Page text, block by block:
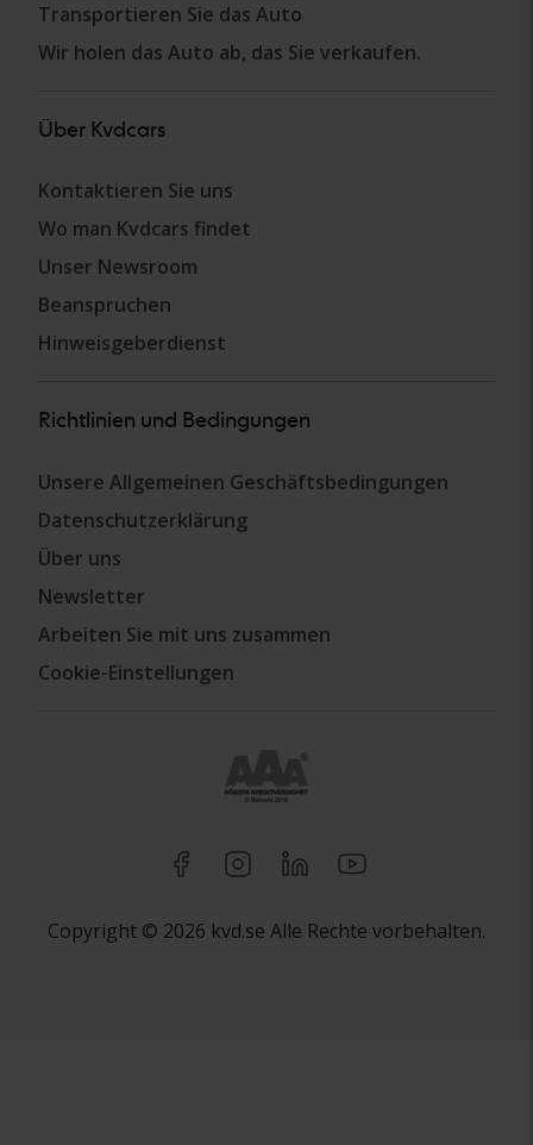
Transportieren Sie das Auto
Wir holen das Auto ab, das Sie verkaufen.
Über Kvdcars
Kontaktieren Sie uns
Wo man Kvdcars findet
Unser Newsroom
Beanspruchen
Hinweisgeberdienst
Richtlinien und Bedingungen
Unsere Allgemeinen Geschäftsbedingungen
Datenschutzerklärung
Über uns
Newsletter
Arbeiten Sie mit uns zusammen
Cookie-Einstellungen
Copyright © 2026 kvd.se Alle Rechte vorbehalten.